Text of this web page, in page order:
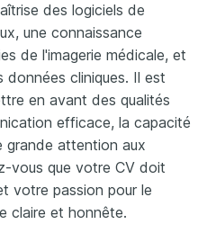
des logiciels de
une connaissance
de l'imagerie médicale, et
données cliniques. Il est
en avant des qualités
efficace, la capacité
grande attention aux
vous que votre CV doit
votre passion pour le
claire et honnête.